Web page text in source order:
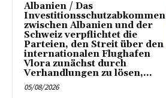
Albanien / Das
Investitionsschutzabkommen
zwischen Albanien und der
Schweiz verpflichtet die
Parteien, den Streit über den
internationalen Flughafen
Vlora zunächst durch
Verhandlungen zu lösen,...
05/08/2026